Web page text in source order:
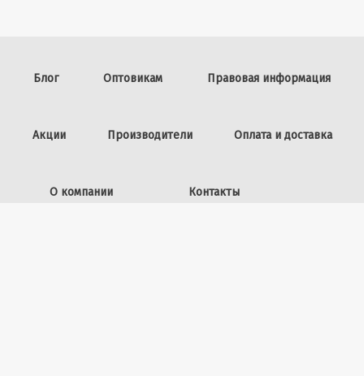
Блог Оптовикам Правовая информация
Акции Производители Оплата и доставка
О компании Контакты